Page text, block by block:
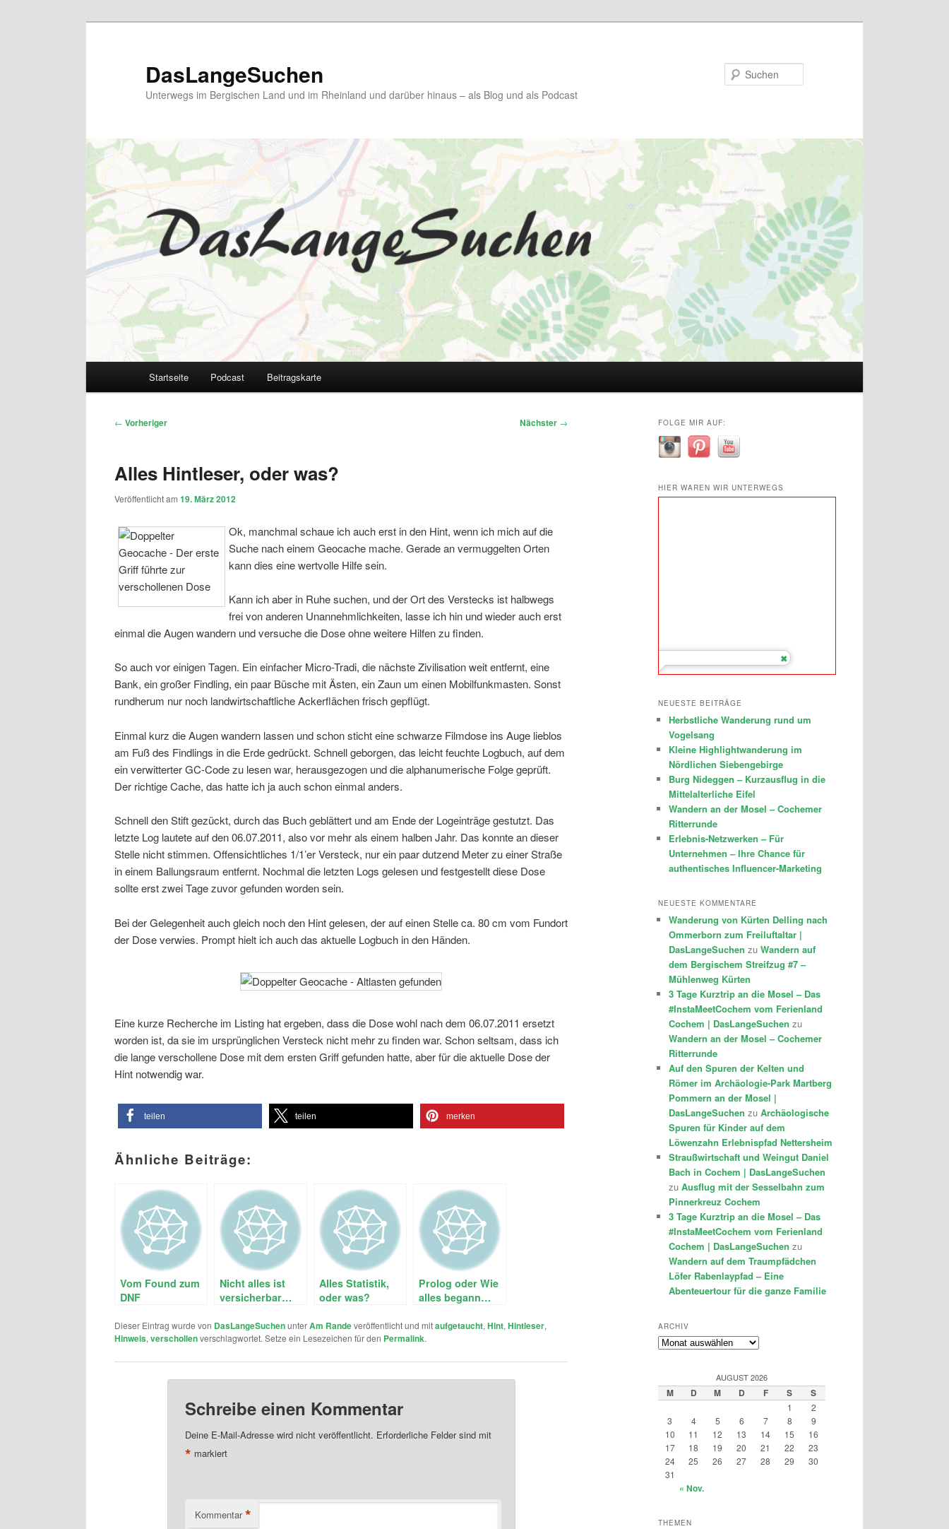
DasLangeSuchen
Unterwegs im Bergischen Land und im Rheinland und darüber hinaus – als Blog und als Podcast
Startseite Podcast Beitragskarte
Beitragsnavigation
← Vorheriger Nächster →
Alles Hintleser, oder was?
Veröffentlicht am 19. März 2012
Ok, manchmal schaue ich auch erst in den Hint, wenn ich mich auf die
Suche nach einem Geocache mache. Gerade an vermuggelten Orten
kann dies eine wertvolle Hilfe sein.
Kann ich aber in Ruhe suchen, und der Ort des Verstecks ist halbwegs
frei von anderen Unannehmlichkeiten, lasse ich hin und wieder auch erst
einmal die Augen wandern und versuche die Dose ohne weitere Hilfen zu finden.
So auch vor einigen Tagen. Ein einfacher Micro-Tradi, die nächste Zivilisation weit entfernt, eine
Bank, ein großer Findling, ein paar Büsche mit Ästen, ein Zaun um einen Mobilfunkmasten. Sonst
rundherum nur noch landwirtschaftliche Ackerflächen frisch gepflügt.
Einmal kurz die Augen wandern lassen und schon sticht eine schwarze Filmdose ins Auge lieblos
am Fuß des Findlings in die Erde gedrückt. Schnell geborgen, das leicht feuchte Logbuch, auf dem
ein verwitterter GC-Code zu lesen war, herausgezogen und die alphanumerische Folge geprüft.
Der richtige Cache, das hatte ich ja auch schon einmal anders.
Schnell den Stift gezückt, durch das Buch geblättert und am Ende der Logeinträge gestutzt. Das
letzte Log lautete auf den 06.07.2011, also vor mehr als einem halben Jahr. Das konnte an dieser
Stelle nicht stimmen. Offensichtliches 1/1’er Versteck, nur ein paar dutzend Meter zu einer Straße
in einem Ballungsraum entfernt. Nochmal die letzten Logs gelesen und festgestellt diese Dose
sollte erst zwei Tage zuvor gefunden worden sein.
Bei der Gelegenheit auch gleich noch den Hint gelesen, der auf einen Stelle ca. 80 cm vom Fundort
der Dose verwies. Prompt hielt ich auch das aktuelle Logbuch in den Händen.
Eine kurze Recherche im Listing hat ergeben, dass die Dose wohl nach dem 06.07.2011 ersetzt
worden ist, da sie im ursprünglichen Versteck nicht mehr zu finden war. Schon seltsam, dass ich
die lange verschollene Dose mit dem ersten Griff gefunden hatte, aber für die aktuelle Dose der
Hint notwendig war.
teilen teilen merken
Ähnliche Beiträge:
Vom Found zum
DNF
Nicht alles ist
versicherbar…
Alles Statistik,
oder was?
Prolog oder Wie
alles begann…
Dieser Eintrag wurde von DasLangeSuchenunterAm Randeveröffentlicht und mitaufgetaucht, Hint, Hintleser,
Hinweis, verschollenverschlagwortet. Setze ein Lesezeichen für den Permalink.
Schreibe einen Kommentar
Deine E-Mail-Adresse wird nicht veröffentlicht. Erforderliche Felder sind mit
* markiert
Kommentar *
FOLGE MIR AUF:
HIER WAREN WIR UNTERWEGS
NEUESTE BEITRÄGE
Herbstliche Wanderung rund um
Vogelsang
Kleine Highlightwanderung im
Nördlichen Siebengebirge
Burg Nideggen – Kurzausflug in die
Mittelalterliche Eifel
Wandern an der Mosel – Cochemer
Ritterrunde
Erlebnis-Netzwerken – Für
Unternehmen – Ihre Chance für
authentisches Influencer-Marketing
NEUESTE KOMMENTARE
Wanderung von Kürten Delling nach
Ommerborn zum Freiluftaltar |
DasLangeSuchen zu Wandern auf
dem Bergischem Streifzug #7 –
Mühlenweg Kürten
3 Tage Kurztrip an die Mosel – Das
#InstaMeetCochem vom Ferienland
Cochem | DasLangeSuchen zu
Wandern an der Mosel – Cochemer
Ritterrunde
Auf den Spuren der Kelten und
Römer im Archäologie-Park Martberg
Pommern an der Mosel |
DasLangeSuchen zu Archäologische
Spuren für Kinder auf dem
Löwenzahn Erlebnispfad Nettersheim
Straußwirtschaft und Weingut Daniel
Bach in Cochem | DasLangeSuchen
zu Ausflug mit der Sesselbahn zum
Pinnerkreuz Cochem
3 Tage Kurztrip an die Mosel – Das
#InstaMeetCochem vom Ferienland
Cochem | DasLangeSuchen zu
Wandern auf dem Traumpfädchen
Löfer Rabenlaypfad – Eine
Abenteuertour für die ganze Familie
ARCHIV
Archiv
AUGUST 2026
M D M D F S S
1
2
3
4 5 6 7 8
9
10
11 12 13 14 15
16
17
18 19 20 21 22
23
24
25 26 27 28 29
30
31
« Nov.
THEMEN